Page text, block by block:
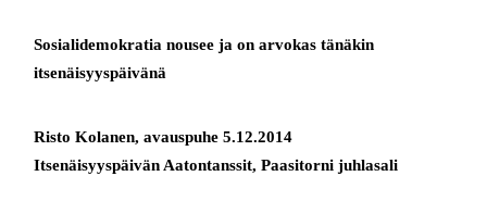
Sosialidemokratia nousee ja on arvokas tänäkin
itsenäisyyspäivänä
Risto Kolanen, avauspuhe 5.12.2014
Itsenäisyyspäivän Aatontanssit, Paasitorni juhlasali